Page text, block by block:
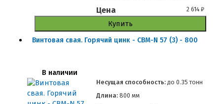
Цена 2 614₽
Купить
Винтовая свая. Горячий цинк - СВМ-N 57 (3) - 800
В наличии
Несущая способность: до 0.35 тонн
Длина:800 мм